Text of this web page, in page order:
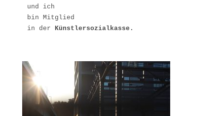
und ich
bin Mitglied
in der
Künstlersozialkasse.